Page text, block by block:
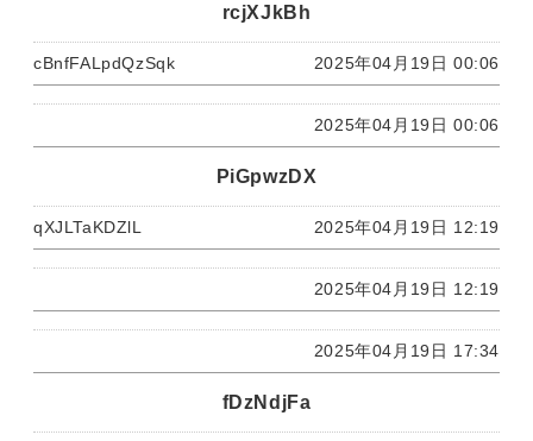
rcjXJkBh
cBnfFALpdQzSqk 2025年04月19日 00:06
2025年04月19日 00:06
PiGpwzDX
qXJLTaKDZlL 2025年04月19日 12:19
2025年04月19日 12:19
2025年04月19日 17:34
fDzNdjFa